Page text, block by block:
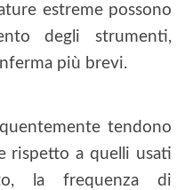
estreme possono
degli strumenti,
più brevi.
tendono
rispetto a quelli usati
la frequenza di